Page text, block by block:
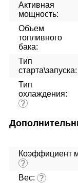
Активная
мощность:
Объем
топливного
бака:
Тип
старта\запуска:
Тип
охлаждения:
?
Коэффициент
?
Вес: ?